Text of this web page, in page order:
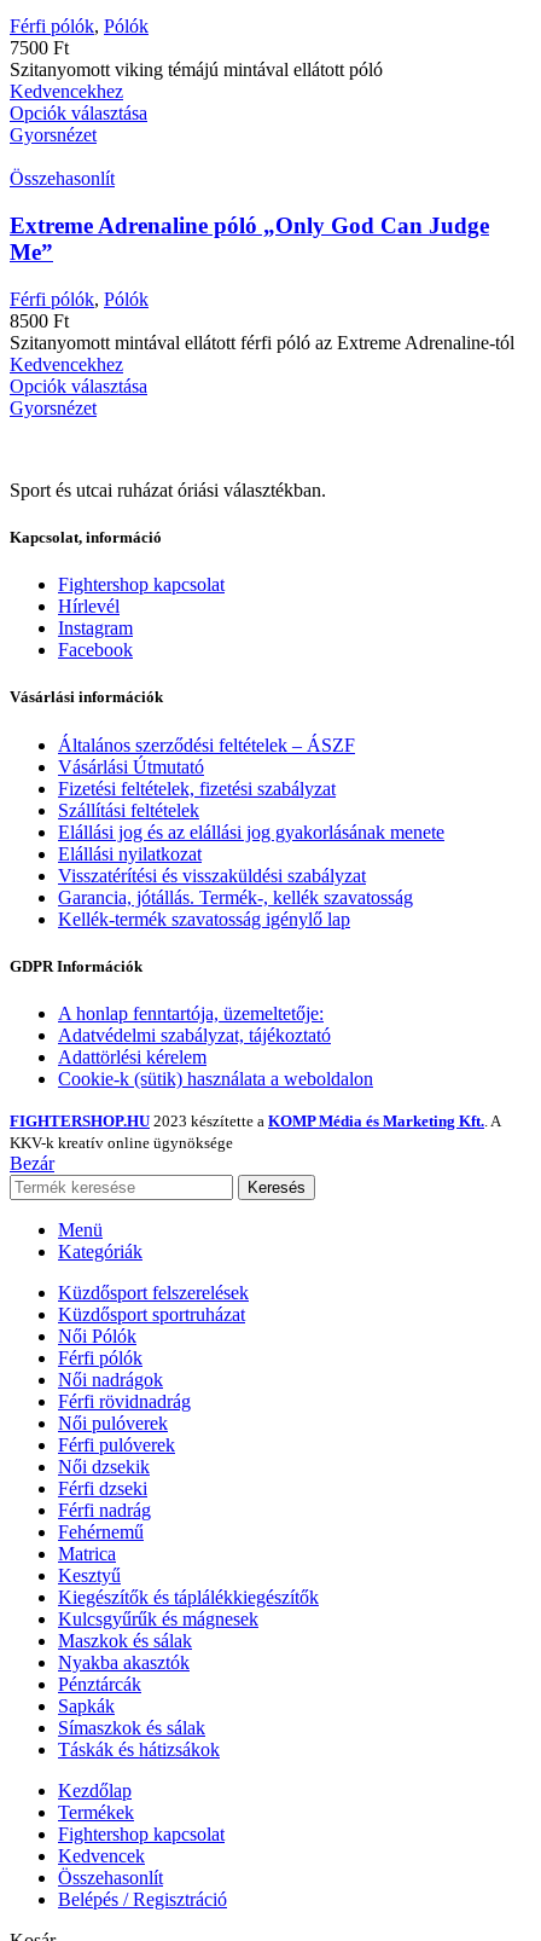
Férfi pólók, Pólók
7500 Ft
Szitanyomott viking témájú mintával ellátott póló
Kedvencekhez
Opciók választása
Gyorsnézet
Összehasonlít
Extreme Adrenaline póló „Only God Can Judge
Me”
Férfi pólók, Pólók
8500 Ft
Szitanyomott mintával ellátott férfi póló az Extreme Adrenaline-tól
Kedvencekhez
Opciók választása
Gyorsnézet
Sport és utcai ruházat óriási választékban.
Kapcsolat, információ
Fightershop kapcsolat
Hírlevél
Instagram
Facebook
Vásárlási információk
Általános szerződési feltételek – ÁSZF
Vásárlási Útmutató
Fizetési feltételek, fizetési szabályzat
Szállítási feltételek
Elállási jog és az elállási jog gyakorlásának menete
Elállási nyilatkozat
Visszatérítési és visszaküldési szabályzat
Garancia, jótállás. Termék-, kellék szavatosság
Kellék-termék szavatosság igénylő lap
GDPR Információk
A honlap fenntartója, üzemeltetője:
Adatvédelmi szabályzat, tájékoztató
Adattörlési kérelem
Cookie-k (sütik) használata a weboldalon
FIGHTERSHOP.HU 2023 készítette a KOMP Média és Marketing Kft. . A
KKV-k kreatív online ügynöksége
Bezár
Keresés
Menü
Kategóriák
Küzdősport felszerelések
Küzdősport sportruházat
Női Pólók
Férfi pólók
Női nadrágok
Férfi rövidnadrág
Női pulóverek
Férfi pulóverek
Női dzsekik
Férfi dzseki
Férfi nadrág
Fehérnemű
Matrica
Kesztyű
Kiegészítők és táplálékkiegészítők
Kulcsgyűrűk és mágnesek
Maszkok és sálak
Nyakba akasztók
Pénztárcák
Sapkák
Símaszkok és sálak
Táskák és hátizsákok
Kezdőlap
Termékek
Fightershop kapcsolat
Kedvencek
Összehasonlít
Belépés / Regisztráció